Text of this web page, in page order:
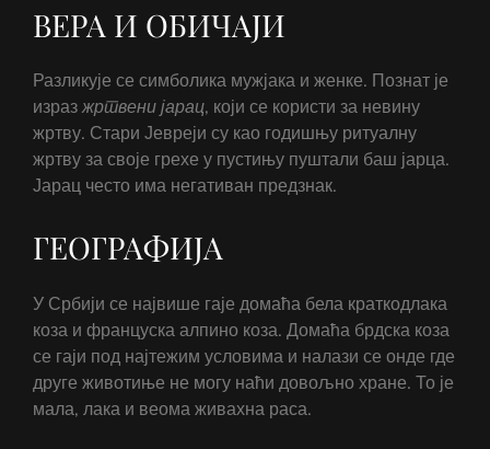
ВЕРА И ОБИЧАЈИ
Разликује се симболика мужјака и женке. Познат је
израз жртвени јарац, који се користи за невину
жртву. Стари Јевреји су као годишњу ритуалну
жртву за своје грехе у пустињу пуштали баш јарца.
Јарац често има негативан предзнак.
ГЕОГРАФИЈА
У Србији се највише гаје домаћа бела краткодлака
коза и француска алпино коза. Домаћа брдска коза
се гаји под најтежим условима и налази се онде где
друге животиње не могу наћи довољно хране. То је
мала, лака и веома живахна раса.